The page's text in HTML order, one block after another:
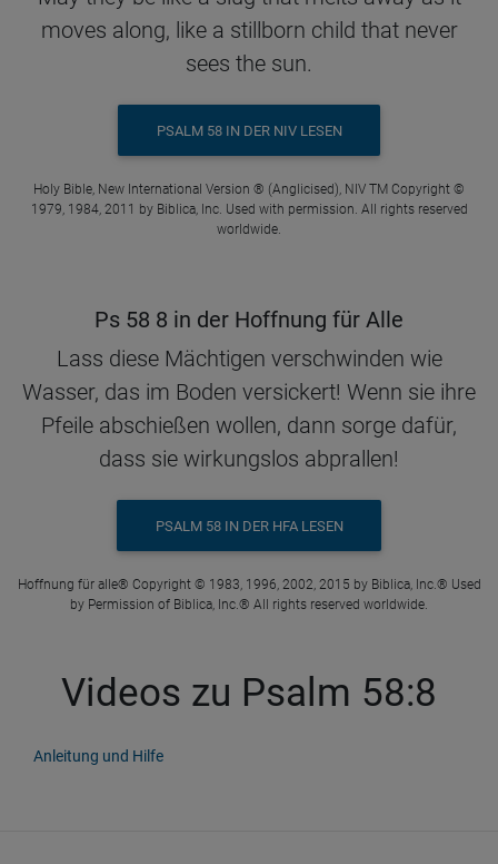
moves along, like a stillborn child that never
sees the sun.
PSALM 58 IN DER NIV LESEN
Holy Bible, New International Version ® (Anglicised), NIV TM Copyright ©
1979, 1984, 2011 by Biblica, Inc. Used with permission. All rights reserved
worldwide.
Ps 58 8 in der Hoffnung für Alle
Lass diese Mächtigen verschwinden wie
Wasser, das im Boden versickert! Wenn sie ihre
Pfeile abschießen wollen, dann sorge dafür,
dass sie wirkungslos abprallen!
PSALM 58 IN DER HFA LESEN
Hoffnung für alle® Copyright © 1983, 1996, 2002, 2015 by Biblica, Inc.® Used
by Permission of Biblica, Inc.® All rights reserved worldwide.
Videos zu Psalm 58:8
Anleitung und Hilfe